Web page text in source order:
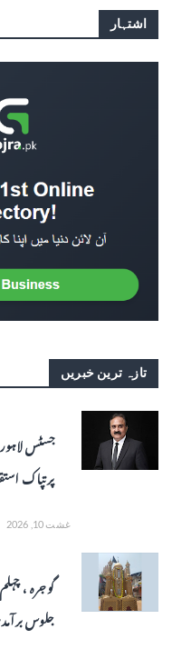
اشتہار
تازہ ترین خبریں
پرتپاک
غشت 10, 2026
گوجرہ ،
جلوس